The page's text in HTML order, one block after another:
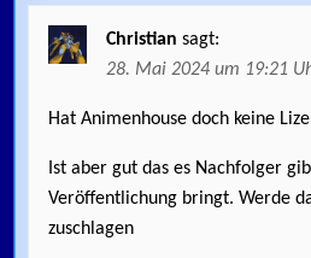
Christian sagt:
28. Mai 2024 um 19:21
Hat Animenhouse doch keine
Ist aber gut das es Nachfolger
Veröffentlichung bringt. Werde
zuschlagen